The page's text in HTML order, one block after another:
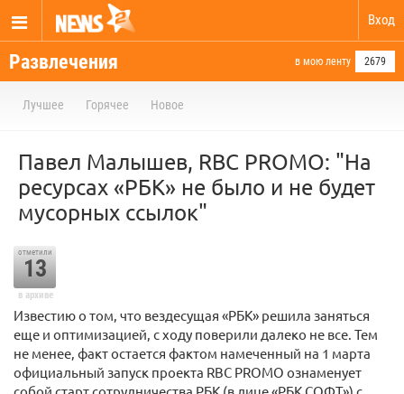
Вход
Развлечения в мою ленту 2679
Лучшее Горячее Новое
Павел Малышев, RBC PROMO: "На
ресурсах «РБК» не было и не будет
мусорных ссылок"
отметили
13
в архиве
Известию о том, что вездесущая «РБК» решила заняться
еще и оптимизацией, с ходу поверили далеко не все. Тем
не менее, факт остается фактом намеченный на 1 марта
официальный запуск проекта RBC PROMO ознаменует